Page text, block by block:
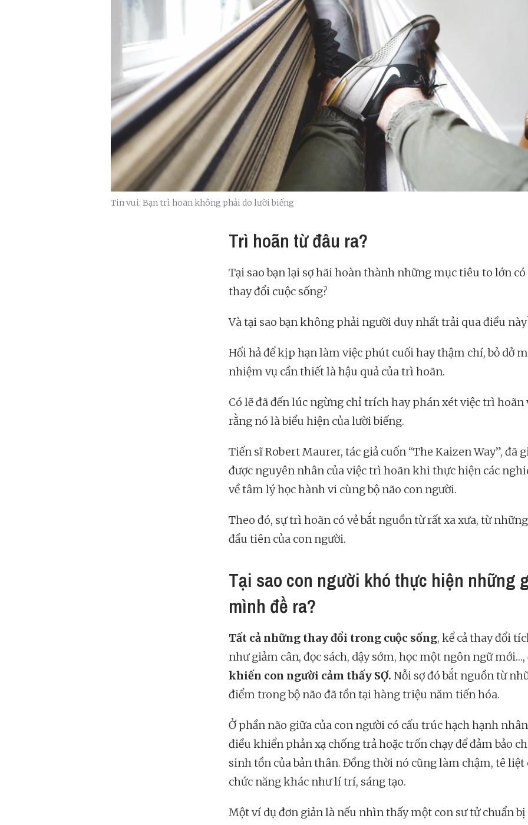
Tin vui: Bạn trì hoãn không phải do lười biếng
Trì hoãn từ đâu ra?
Tại sao bạn lại sợ hãi hoàn thành những mục tiêu to lớn có
thay đổi cuộc sống?
Và tại sao bạn không phải người duy nhất trải qua điều
Hối hả để kịp hạn làm việc phút cuối hay thậm chí, bỏ dở
nhiệm vụ cần thiết là hậu quả của trì hoãn.
Có lẽ đã đến lúc ngừng chỉ trích hay phán xét việc trì hoãn
rằng nó là biểu hiện của lười biếng.
Tiến sĩ Robert Maurer, tác giả cuốn “The Kaizen Way”, đã
được nguyên nhân của việc trì hoãn khi thực hiện các
về tâm lý học hành vi cùng bộ não con người.
Theo đó, sự trì hoãn có vẻ bắt nguồn từ rất xa xưa, từ
đầu tiên của con người.
Tại sao con người khó thực hiện những
mình đề ra?
Tất cả những thay đổi trong cuộc sống, kể cả thay đổi
như giảm cân, đọc sách, dậy sớm, học một ngôn ngữ mới…,
khiến con người cảm thấy SỢ. Nỗi sợ đó bắt nguồn từ
điểm trong bộ não đã tồn tại hàng triệu năm tiến hóa.
Ở phần não giữa của con người có cấu trúc hạch hạnh
điều khiển phản xạ chống trả hoặc trốn chạy để đảm bảo
sinh tồn của bản thân. Đồng thời nó cũng làm chậm, tê liệt
chức năng khác như lí trí, sáng tạo.
Một ví dụ đơn giản là nếu nhìn thấy một con sư tử chuẩn bị